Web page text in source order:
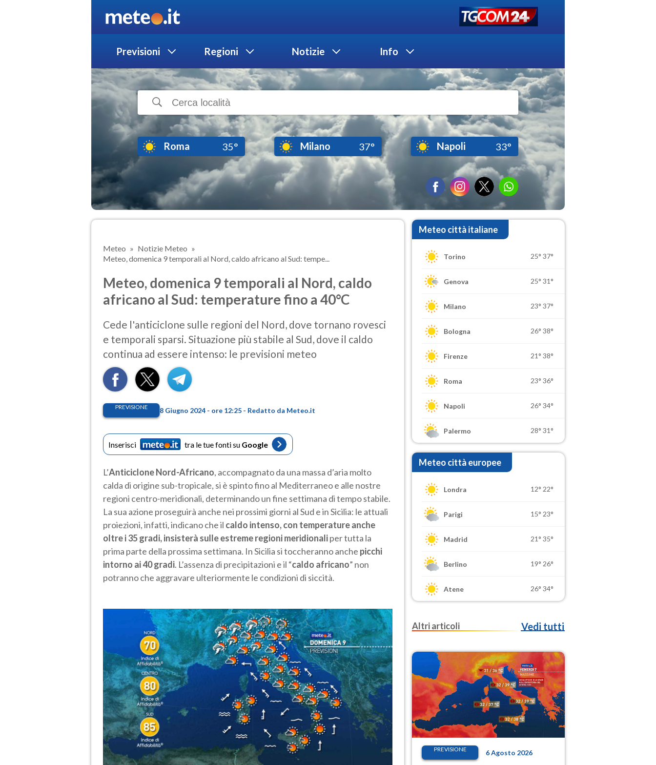
Previsioni Regioni Notizie Info
Roma 35° Milano 37° Napoli 33°
Meteo
Notizie Meteo
Meteo, domenica 9 temporali al Nord, caldo africano al Sud: tempe...
Meteo, domenica 9 temporali al Nord, caldo
africano al Sud: temperature fino a 40°C
Cede l'anticiclone sulle regioni del Nord, dove tornano rovesci
e temporali sparsi. Situazione più stabile al Sud, dove il caldo
continua ad essere intenso: le previsioni meteo
PREVISIONE 8 Giugno 2024 - ore 12:25 - Redatto da Meteo.it
Inserisci tra le tue fonti su Google
L’Anticiclone Nord-Africano, accompagnato da una massa d’aria molto
calda di origine sub-tropicale, si è spinto fino al Mediterraneo e alle nostre
regioni centro-meridionali, determinando un fine settimana di tempo stabile.
La sua azione proseguirà anche nei prossimi giorni al Sud e in Sicilia: le attuali
proiezioni, infatti, indicano che il caldo intenso, con temperature anche
oltre i 35 gradi, insisterà sulle estreme regioni meridionaliper tutta la
prima parte della prossima settimana. In Sicilia si toccheranno anche picchi
intorno ai 40gradi. L’assenza di precipitazioni e il “caldo africano” non
potranno che aggravare ulteriormente le condizioni di siccità.
Meteo città italiane
Torino 25° 37°
Genova 25° 31°
Milano 23° 37°
Bologna 26° 38°
Firenze 21° 38°
Roma 23° 36°
Napoli 26° 34°
Palermo 28° 31°
Meteo città europee
Londra 12° 22°
Parigi 15° 23°
Madrid 21° 35°
Berlino 19° 26°
Atene 26° 34°
Altri articoli Vedi tutti
PREVISIONE 6 Agosto 2026